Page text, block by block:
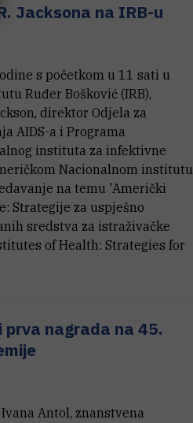
Jacksona na IRB-u
s početkom u 11 sati u
Ruđer Bošković (IRB),
direktor Odjela za
AIDS-a i Programa
instituta za infektivne
Nacionalnom institutu
na temu 'Američki
Strategije za uspješno
sredstva za istraživačke
of Health: Strategies for
nagrada na 45.
Antol, znanstvena